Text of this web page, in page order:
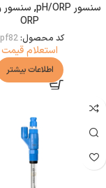
سنسور pH/ORP
, سنسور
ORP
کد محصول:
استعلام قیمت
اطلاعات بیشتر